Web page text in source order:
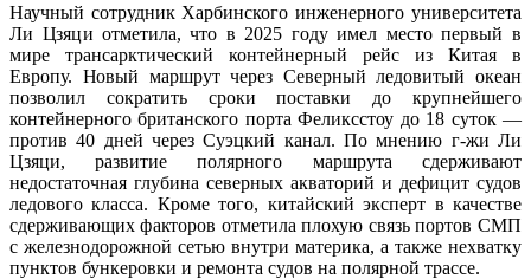
Научный сотрудник Харбинского инженерного университета
Ли Цзяци отметила, что в 2025 году имел место первый в
мире трансарктический контейнерный рейс из Китая в
Европу. Новый маршрут через Северный ледовитый океан
позволил сократить сроки поставки до крупнейшего
контейнерного британского порта Феликсстоу до 18 суток —
против 40 дней через Суэцкий канал. По мнению г-жи Ли
Цзяци, развитие полярного маршрута сдерживают
недостаточная глубина северных акваторий и дефицит судов
ледового класса. Кроме того, китайский эксперт в качестве
сдерживающих факторов отметила плохую связь портов СМП
с железнодорожной сетью внутри материка, а также нехватку
пунктов бункеровки и ремонта судов на полярной трассе.